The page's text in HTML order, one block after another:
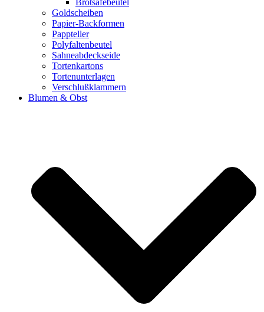
Brotsafebeutel
Goldscheiben
Papier-Backformen
Pappteller
Polyfaltenbeutel
Sahneabdeckseide
Tortenkartons
Tortenunterlagen
Verschlußklammern
Blumen & Obst